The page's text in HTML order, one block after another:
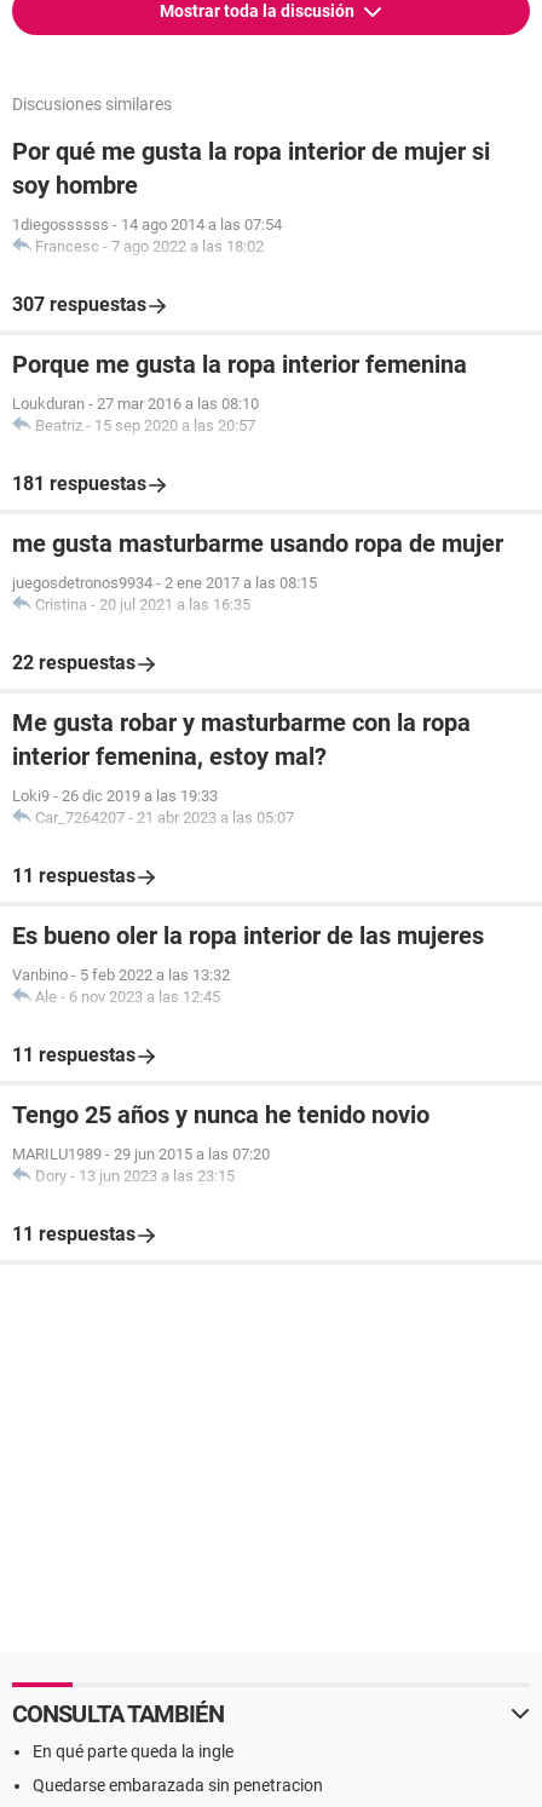
Mostrar toda la discusión
Discusiones similares
Por qué me gusta la ropa interior de mujer si
soy hombre
1diegossssss - 14 ago 2014 a las 07:54
Francesc - 7 ago 2022 a las 18:02
307 respuestas
Porque me gusta la ropa interior femenina
Loukduran - 27 mar 2016 a las 08:10
Beatriz - 15 sep 2020 a las 20:57
181 respuestas
me gusta masturbarme usando ropa de mujer
juegosdetronos9934 - 2 ene 2017 a las 08:15
Cristina - 20 jul 2021 a las 16:35
22 respuestas
Me gusta robar y masturbarme con la ropa
interior femenina, estoy mal?
Loki9 - 26 dic 2019 a las 19:33
Car_7264207 - 21 abr 2023 a las 05:07
11 respuestas
Es bueno oler la ropa interior de las mujeres
Vanbino - 5 feb 2022 a las 13:32
Ale - 6 nov 2023 a las 12:45
11 respuestas
Tengo 25 años y nunca he tenido novio
MARILU1989 - 29 jun 2015 a las 07:20
Dory - 13 jun 2023 a las 23:15
11 respuestas
CONSULTA TAMBIÉN
En qué parte queda la ingle
Quedarse embarazada sin penetracion